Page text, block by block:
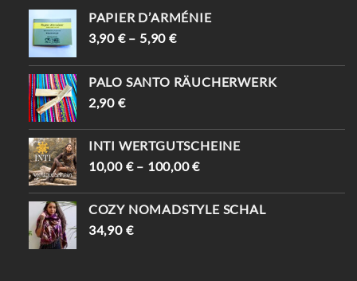
PAPIER D’ARMÉNIE
3,90 €– 5,90€
PALO SANTO RÄUCHERWERK
2,90 €
INTI WERTGUTSCHEINE
10,00 €– 100,00€
COZY NOMADSTYLE SCHAL
34,90 €